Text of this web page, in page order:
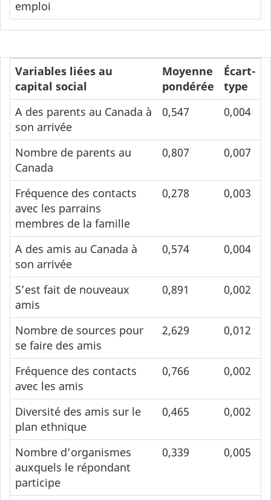
emploi
Variables liées au
capital social
Moyenne
pondérée
Écart-
type
A des parents au Canada à
son arrivée
0,547 0,004
Nombre de parents au
Canada
0,807 0,007
Fréquence des contacts
avec les parrains
membres de la famille
0,278 0,003
A des amis au Canada à
son arrivée
0,574 0,004
S’est fait de nouveaux
amis
0,891 0,002
Nombre de sources pour
se faire des amis
2,629 0,012
Fréquence des contacts
avec les amis
0,766 0,002
Diversité des amis sur le
plan ethnique
0,465 0,002
Nombre d’organismes
auxquels le répondant
participe
0,339 0,005